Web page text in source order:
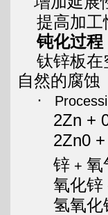
提高加工
钝化过程
钛锌板在
自然的腐蚀
·
2Zn +
2Zn0
锌 + 氧
氧化锌
氢氧化